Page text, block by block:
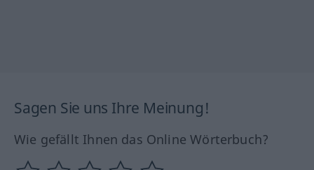
Sagen Sie uns Ihre Meinung!
Wie gefällt Ihnen das Online Wörterbuch?